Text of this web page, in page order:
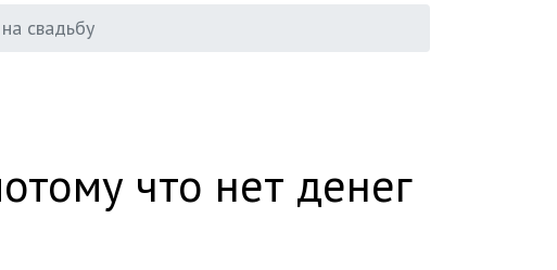
свадьбу
что нет денег